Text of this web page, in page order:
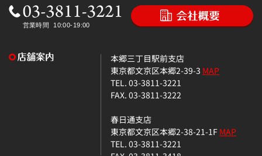
本郷三丁目駅前支店
東京都文京区本郷2-39-3 MAP
TEL. 03-3811-3221
FAX. 03-3811-3222
春日通支店
東京都文京区本郷2-38-21-1FMAP
TEL. 03-3811-3221